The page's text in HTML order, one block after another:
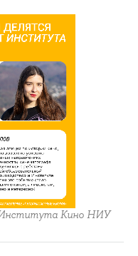
Института Кино НИУ